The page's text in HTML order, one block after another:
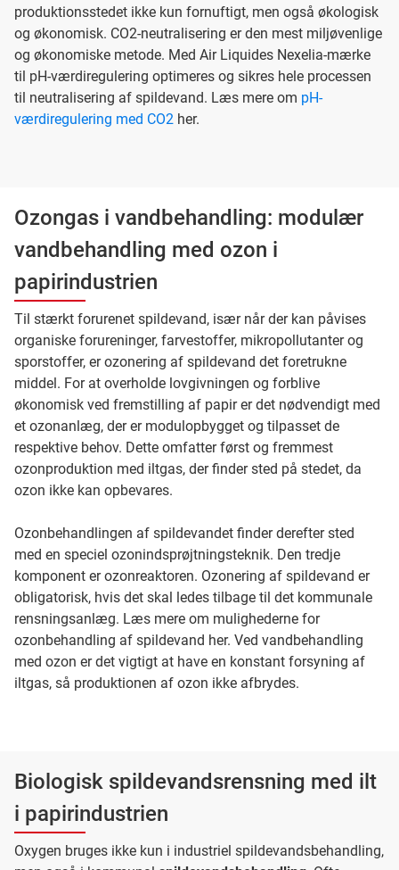
produktionsstedet ikke kun fornuftigt, men også økologisk
og økonomisk. CO2-neutralisering er den mest miljøvenlige
og økonomiske metode. Med Air Liquides Nexelia-mærke
til pH-værdiregulering optimeres og sikres hele processen
til neutralisering af spildevand. Læs mere om pH-
værdiregulering med CO2 her.
Ozongas i vandbehandling: modulær
vandbehandling med ozon i
papirindustrien
Til stærkt forurenet spildevand, især når der kan påvises
organiske forureninger, farvestoffer, mikropollutanter og
sporstoffer, er ozonering af spildevand det foretrukne
middel. For at overholde lovgivningen og forblive
økonomisk ved fremstilling af papir er det nødvendigt med
et ozonanlæg, der er modulopbygget og tilpasset de
respektive behov. Dette omfatter først og fremmest
ozonproduktion med iltgas, der finder sted på stedet, da
ozon ikke kan opbevares.
Ozonbehandlingen af spildevandet finder derefter sted
med en speciel ozonindsprøjtningsteknik. Den tredje
komponent er ozonreaktoren. Ozonering af spildevand er
obligatorisk, hvis det skal ledes tilbage til det kommunale
rensningsanlæg. Læs mere om mulighederne for
ozonbehandling af spildevand her. Ved vandbehandling
med ozon er det vigtigt at have en konstant forsyning af
iltgas, så produktionen af ozon ikke afbrydes.
Biologisk spildevandsrensning med ilt
i papirindustrien
Oxygen bruges ikke kun i industriel spildevandsbehandling,